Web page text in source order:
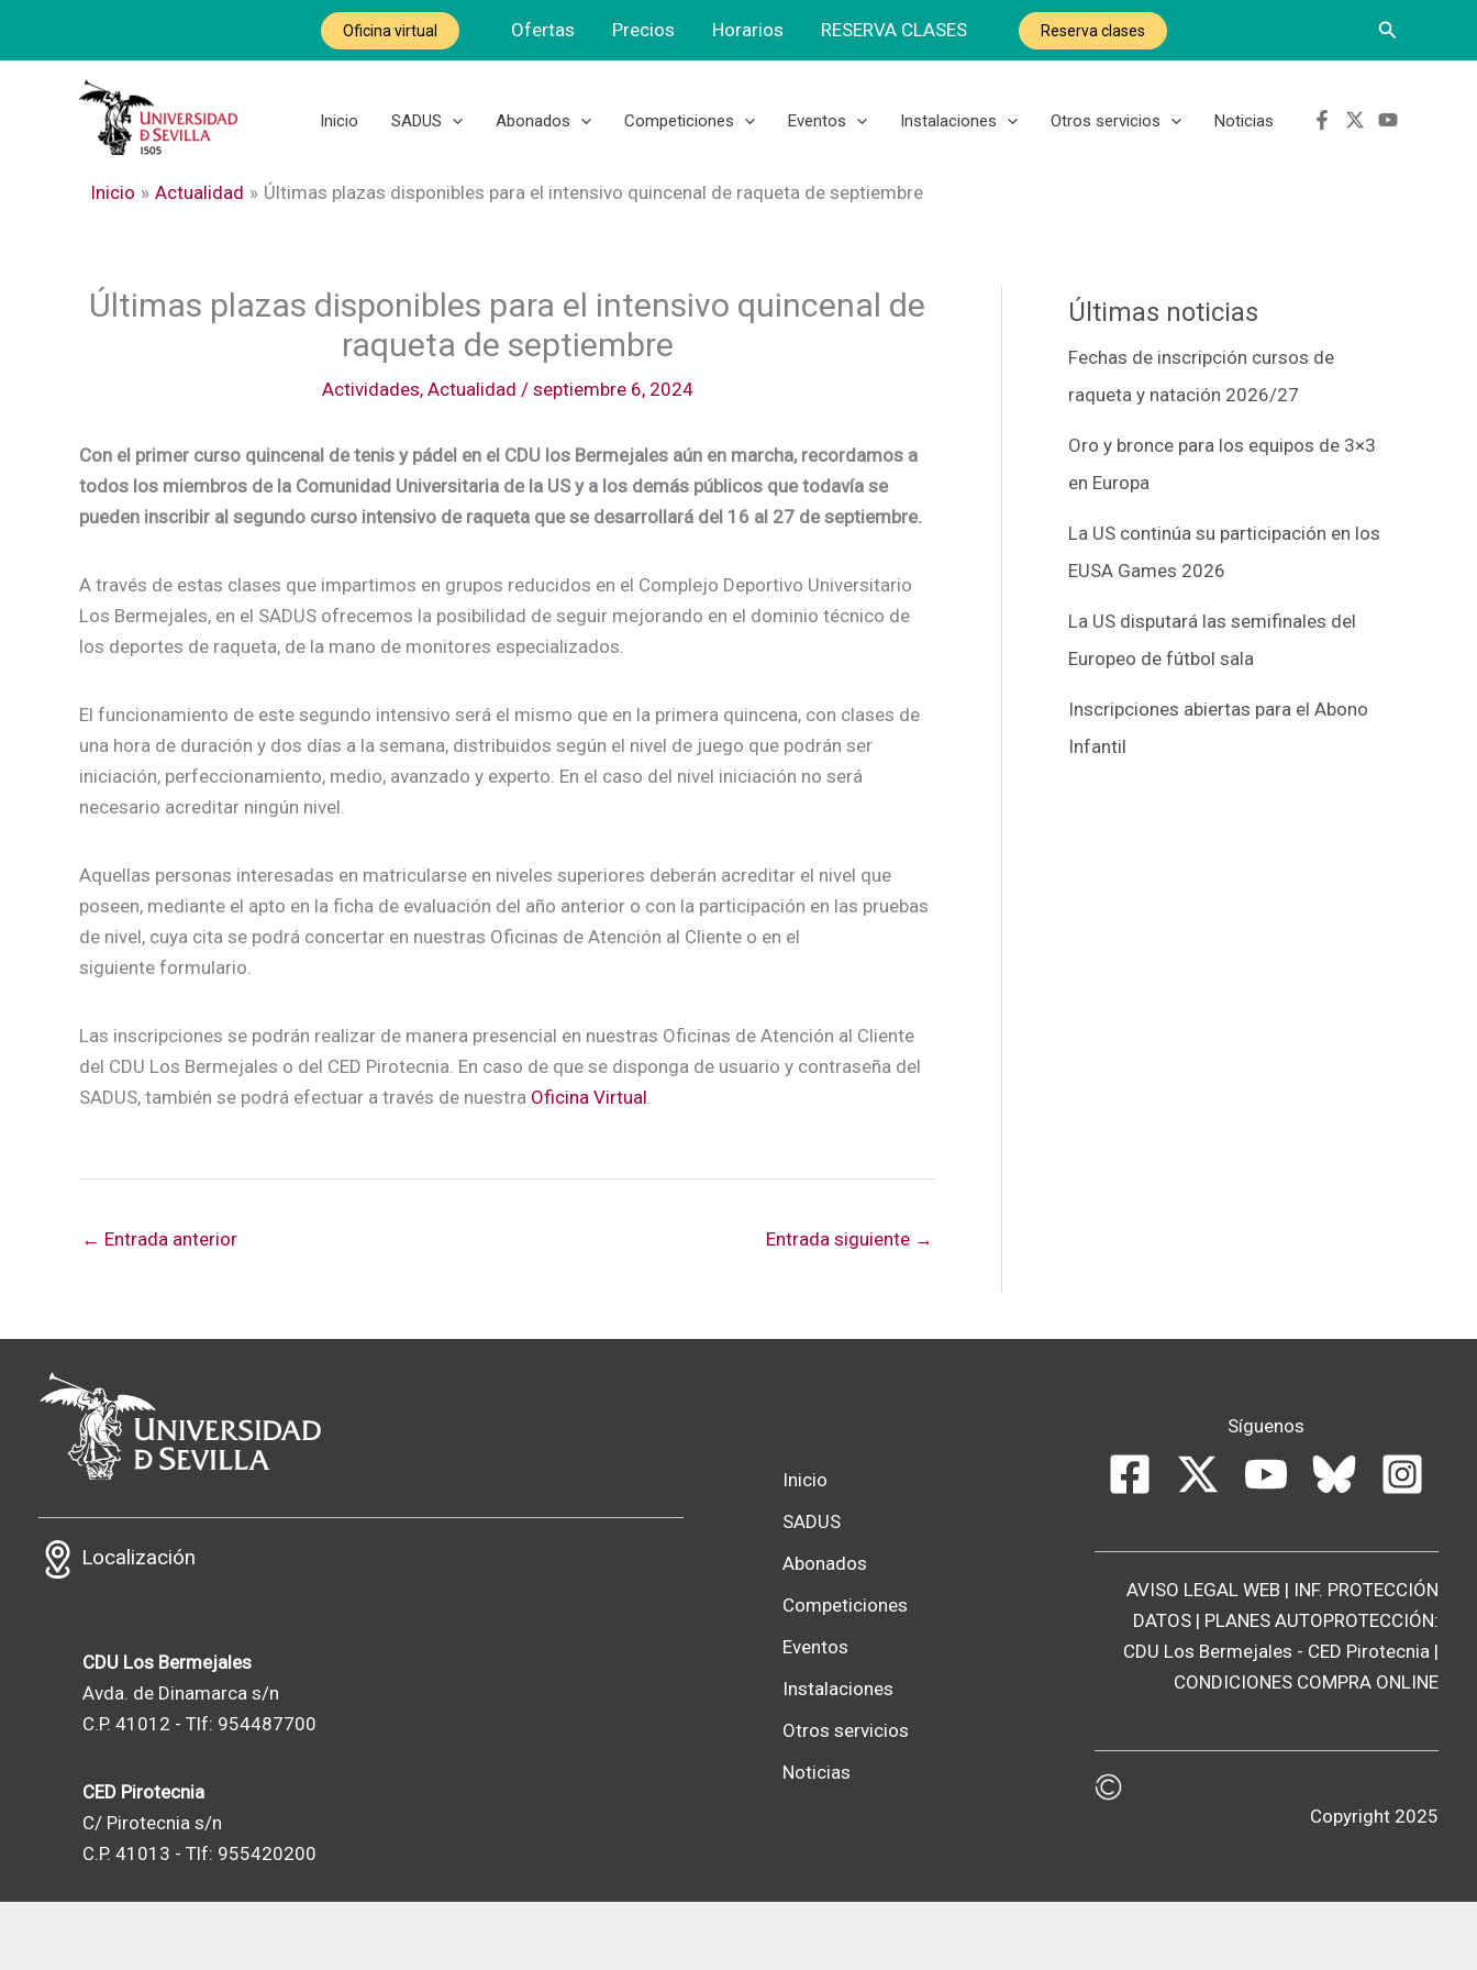
Oficina virtual Ofertas Precios Horarios RESERVA CLASES Reserva clases Buscar
Inicio SADUS Abonados Competiciones Eventos Instalaciones Otros servicios Noticias
Inicio Actualidad Últimas plazas disponibles para el intensivo quincenal de raqueta de septiembre
Últimas plazas disponibles para el intensivo quincenal de
raqueta de septiembre
Actividades, Actualidad / septiembre 6, 2024
Con el primer curso quincenal de tenis y pádel en el CDU los Bermejales aún en marcha, recordamos a
todos los miembros de la Comunidad Universitaria de la US y a los demás públicos que todavía se
pueden inscribir al segundo curso intensivo de raqueta que se desarrollará del 16 al 27 de septiembre.
A través de estas clases que impartimos en grupos reducidos en el Complejo Deportivo Universitario
Los Bermejales, en el SADUS ofrecemos la posibilidad de seguir mejorando en el dominio técnico de
los deportes de raqueta, de la mano de monitores especializados.
El funcionamiento de este segundo intensivo será el mismo que en la primera quincena, con clases de
una hora de duración y dos días a la semana, distribuidos según el nivel de juego que podrán ser
iniciación, perfeccionamiento, medio, avanzado y experto. En el caso del nivel iniciación no será
necesario acreditar ningún nivel.
Aquellas personas interesadas en matricularse en niveles superiores deberán acreditar el nivel que
poseen, mediante el apto en la ficha de evaluación del año anterior o con la participación en las pruebas
de nivel, cuya cita se podrá concertar en nuestras Oficinas de Atención al Cliente o en el
siguiente formulario.
Las inscripciones se podrán realizar de manera presencial en nuestras Oficinas de Atención al Cliente
del CDU Los Bermejales o del CED Pirotecnia. En caso de que se disponga de usuario y contraseña del
SADUS, también se podrá efectuar a través de nuestra Oficina Virtual.
← Entrada anterior Entrada siguiente →
Últimas noticias
Fechas de inscripción cursos de
raqueta y natación 2026/27
Oro y bronce para los equipos de 3×3
en Europa
La US continúa su participación en los
EUSA Games 2026
La US disputará las semifinales del
Europeo de fútbol sala
Inscripciones abiertas para el Abono
Infantil
Localización
CDU Los Bermejales
Avda. de Dinamarca s/n
C.P. 41012 - Tlf: 954487700
CED Pirotecnia
C/ Pirotecnia s/n
C.P. 41013 - Tlf: 955420200
Inicio
SADUS
Abonados
Competiciones
Eventos
Instalaciones
Otros servicios
Noticias
Síguenos
AVISO LEGAL WEB | INF. PROTECCIÓN
DATOS | PLANES AUTOPROTECCIÓN:
CDU Los Bermejales - CED Pirotecnia |
CONDICIONES COMPRA ONLINE
Copyright 2025